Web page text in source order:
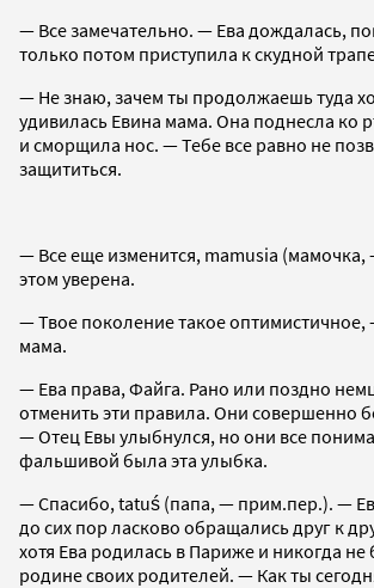
— Все замечательно. — Ева дождалась,
только потом приступила к скудной
— Не знаю, зачем ты продолжаешь туда
удивилась Евина мама. Она поднесла ко
и cморщила нос. — Тебе все равно не
защититься.
— Все еще изменится, mamusia
этом уверена.
— Твое поколение такое оптимистичное,
мама.
— Ева права, Файга. Рано или поздно
отменить эти правила. Они совершенно
— Отец Евы улыбнулся, но они все
фальшивой была эта улыбка.
— Спасибо, tatuś (папа, — прим.пер.). —
до сих пор ласково обращались друг к
хотя Ева родилась в Париже и никогда не
родине своих родителей. — Как ты